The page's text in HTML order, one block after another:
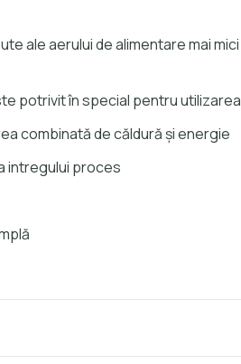
ale aerului de alimentare mai mici
potrivit în special pentru utilizarea
combinată de căldură și energie
intregului proces